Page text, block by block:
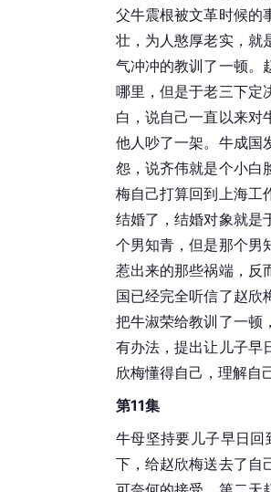
父牛震根被文革时候的
壮，为人憨厚老实，就
气冲冲的教训了一顿。
哪里，但是于老三下定
白，说自己一直以来对
他人吵了一架。牛成国
怨，说齐伟就是个小白
梅自己打算回到上海工
结婚了，结婚对象就是
个男知青，但是那个男
惹出来的那些祸端，反
国已经完全听信了赵欣
把牛淑荣给教训了一顿
有办法，提出让儿子早
欣梅懂得自己，理解自
第11集
牛母坚持要儿子早日
下，给赵欣梅送去了自